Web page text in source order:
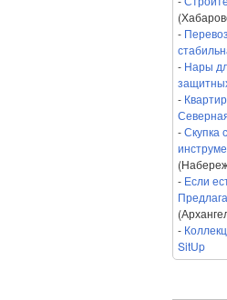
-
- Нары
-
-Скупка
- Если
-
SitUp